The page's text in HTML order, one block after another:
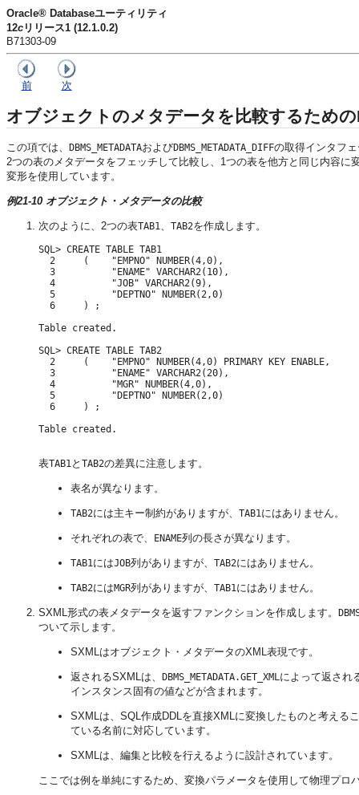
Oracle® Databaseユーティリティ
12c リリース1 (12.1.0.2)
B71303-09
前 次
オブジェクトのメタデータを比較するため
この項では、 DBMS_METADATAおよびDBMS_METADATA_DIFFの取得インタフ
2つの表のメタデータをフェッチして比較し、1つの表を他方と同じ内容に
変形を使用しています。
例21-10 オブジェクト・メタデータの比較
次のように、2つの表TAB1 TAB2を作成します。
SQL> CREATE TABLE TAB1
  2     (    "EMPNO" NUMBER(4,0),
  3          "ENAME" VARCHAR2(10),
  4          "JOB" VARCHAR2(9),
  5          "DEPTNO" NUMBER(2,0)
  6     ) ;
Table created.
SQL> CREATE TABLE TAB2
  2     (    "EMPNO" NUMBER(4,0) PRIMARY KEY ENABLE,
  3          "ENAME" VARCHAR2(20),
  4          "MGR" NUMBER(4,0),
  5          "DEPTNO" NUMBER(2,0)
  6     ) ;
Table created.
表TAB1 と TAB2の差異に注意します。
表名が異なります。
TAB2には主キー制約がありますが、 TAB1 にはありません。
それぞれの表で、 ENAME列の長さが異なります。
TAB1 にはJOB列がありますが、 TAB2にはありません。
TAB2にはMGR列がありますが、 TAB1 にはありません。
SXML形式の表メタデータを返すファンクションを作成します。
ついて示します。
SXMLはオブジェクト・メタデータのXML表現です。
返されるSXMLは、 DBMS_METADATA.GET_XML によって返され
インスタンス固有の値などが含まれます。
SXMLは、SQL作成DDLを直接XMLに変換したものと考える
ている名前に対応しています。
SXMLは、編集と比較を行えるように設計されています。
ここでは例を単純にするため、変換パラメータを使用して物理プロ